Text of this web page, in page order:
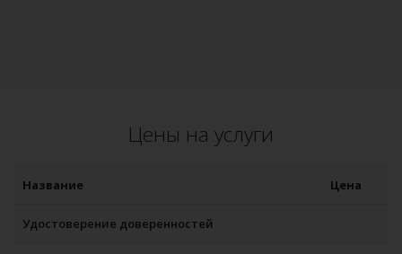
Цены на услуги
Название Цена
Удостоверение доверенностей